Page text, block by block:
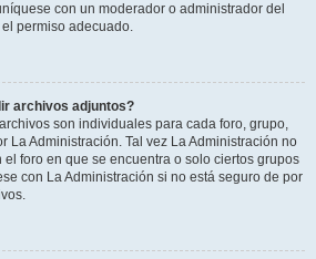
con un moderador o administrador del
permiso adecuado.
archivos adjuntos?
son individuales para cada foro, grupo,
La Administración. Tal vez La Administración no
foro en que se encuentra o solo ciertos grupos
con La Administración si no está seguro de por